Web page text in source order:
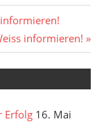
informieren!
Erfolg 16. Mai